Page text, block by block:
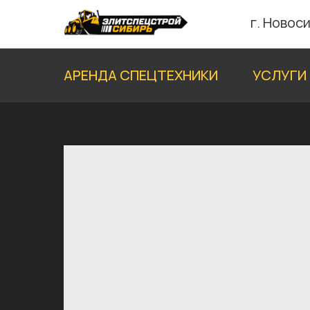
г.
УСЛУГИ
АРЕНДА СПЕЦТЕХНИКИ